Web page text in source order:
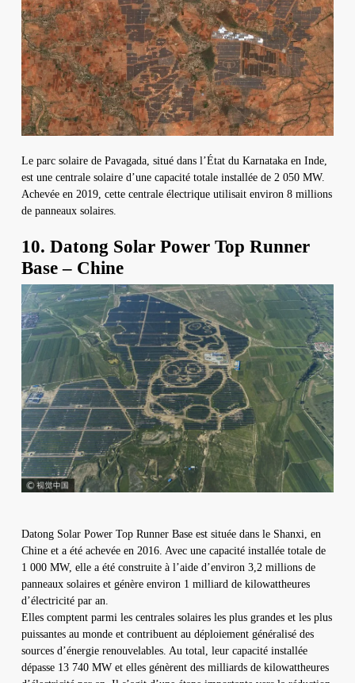
Le parc solaire de Pavagada, situé dans l’État du Karnataka en Inde,
est une centrale solaire d’une capacité totale installée de 2 050 MW.
Achevée en 2019, cette centrale électrique utilisait environ 8 millions
de panneaux solaires.
10. Datong Solar Power Top Runner
Base – Chine
Datong Solar Power Top Runner Base est située dans le Shanxi, en
Chine et a été achevée en 2016. Avec une capacité installée totale de
1 000 MW, elle a été construite à l’aide d’environ 3,2 millions de
panneaux solaires et génère environ 1 milliard de kilowattheures
d’électricité par an.
Elles comptent parmi les centrales solaires les plus grandes et les plus
puissantes au monde et contribuent au déploiement généralisé des
sources d’énergie renouvelables. Au total, leur capacité installée
dépasse 13 740 MW et elles génèrent des milliards de kilowattheures